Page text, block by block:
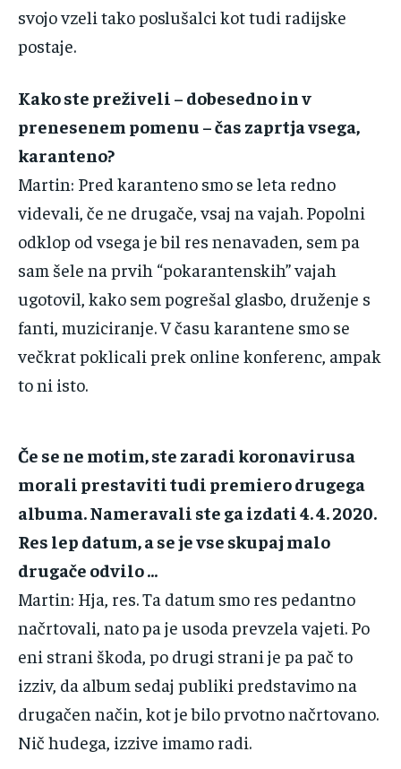
‌svojo‌ ‌vzeli‌ ‌tako‌ ‌poslušalci kot‌ ‌tudi‌ ‌radijske‌
‌postaje.‌ ‌ ‌
Kako‌ ‌ste‌ ‌preživeli‌ ‌–‌ ‌dobesedno‌ ‌in‌ ‌v‌
‌prenesenem‌ ‌pomenu‌ ‌–‌ ‌čas‌ ‌zaprtja‌ ‌vsega,‌
‌karanteno?‌ ‌
Martin‌:‌ ‌Pred‌ ‌karanteno‌ ‌smo‌ ‌se‌ ‌leta‌ ‌redno‌
‌videvali,‌ ‌če‌ ‌ne‌ ‌drugače,‌ ‌vsaj‌ ‌na‌ ‌vajah.‌ ‌Popolni‌
‌odklop‌ ‌od‌ ‌vsega‌ ‌je‌ ‌bil‌ ‌res‌ ‌nenavaden,‌ ‌sem‌ ‌pa‌
‌sam‌ ‌šele‌ ‌na‌ ‌prvih‌ ‌“pokarantenskih”‌ ‌vajah‌
‌ugotovil,‌ ‌kako‌ ‌sem‌ ‌pogrešal‌ ‌glasbo,‌ ‌druženje‌ ‌s‌
‌fanti,‌ ‌muziciranje.‌ ‌V‌ ‌času‌ ‌karantene‌ ‌smo‌ ‌se‌
‌večkrat‌ ‌poklicali‌ ‌prek‌ ‌online‌ ‌konferenc‌,‌ ‌ampak‌
‌to‌‌ ‌ni‌ ‌isto.‌
Če‌ ‌se‌ ‌ne‌ ‌motim,‌ ‌ste‌ ‌zaradi‌ ‌koronavirusa‌
‌morali‌ ‌prestaviti‌ ‌tudi‌ ‌premiero‌ ‌drugega‌
‌albuma. Nameravali‌ ‌ste‌ ‌ga‌ ‌izdati‌ ‌4.‌ ‌4.‌ ‌2020.‌
‌Res‌ ‌lep‌ ‌datum,‌ ‌a‌ ‌se‌ ‌je‌ ‌vse‌ ‌skupaj‌ ‌malo‌
‌drugače‌ ‌odvilo‌ ‌…‌ ‌
Martin‌:‌ ‌Hja,‌ ‌res.‌ ‌Ta‌ ‌datum‌ ‌smo‌ ‌res‌ ‌pedantno‌
‌načrtovali,‌ ‌nato‌ ‌pa‌ ‌je‌ ‌usoda‌ ‌prevzela‌ ‌vajeti.‌ ‌Po‌
‌eni‌ ‌strani‌ ‌škoda,‌ ‌po‌ ‌drugi‌ ‌strani‌ ‌je‌ ‌pa‌ ‌pač‌ ‌to‌
‌izziv,‌ ‌da‌ ‌album‌ ‌sedaj‌ ‌publiki‌ ‌predstavimo‌ ‌na‌
‌drugačen‌ ‌način,‌ ‌kot‌ ‌je‌ ‌bilo‌ ‌prvotno‌ ‌načrtovano.‌
‌Nič‌ ‌hudega,‌ ‌izzive‌ ‌imamo‌ ‌radi.‌ ‌